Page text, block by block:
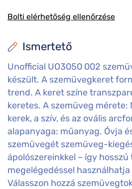
Ismertető
Unofficial UO3050 002
készült. A szemüvegkeret
trend. A keret színe
keretes. A szemüveg mérete:
kerek, a szív, és az ovális
alapanyaga: műanyag. Óvja
szemüvegét szemüveg-
ápolószereinkkel – így hosszú
megelégedéssel
Válasszon hozzá
Bolti elérhetőség ellenőrzése